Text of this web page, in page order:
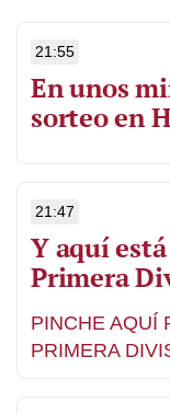
21:55
En unos
sorteo en
21:47
Y aquí
Primera
PINCHE AQUÍ
PRIMERA